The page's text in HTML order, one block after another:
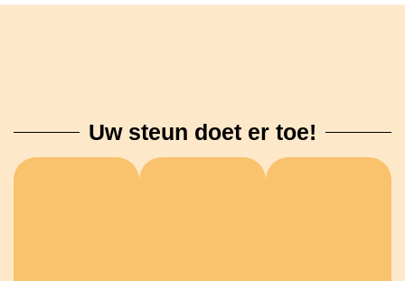
Uw steun doet er toe!